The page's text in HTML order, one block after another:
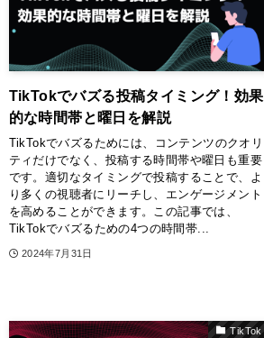
TikTokでバズる投稿タイミング！効果
的な時間帯と曜日を解説
TikTokでバズるためには、コンテンツのクオリ
ティだけでなく、投稿する時間帯や曜日も重要
です。適切なタイミングで投稿することで、よ
り多くの視聴者にリーチし、エンゲージメント
を高めることができます。この記事では、
TikTokでバズるための4つの時間帯...
2024年7月31日
TikTok